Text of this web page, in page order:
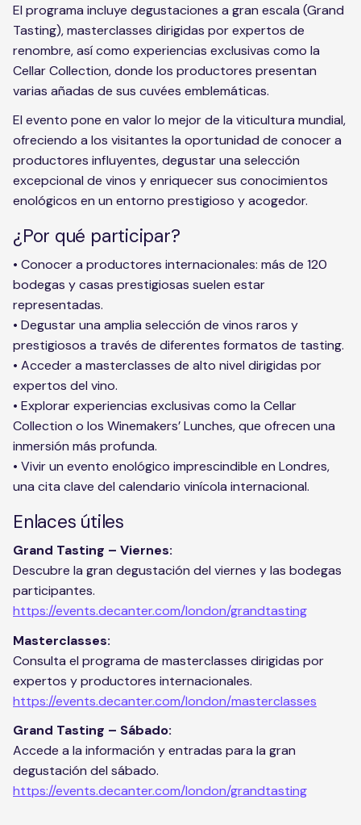
El programa incluye degustaciones a gran escala (Grand
Tasting), masterclasses dirigidas por expertos de
renombre, así como experiencias exclusivas como la
Cellar Collection, donde los productores presentan
varias añadas de sus cuvées emblemáticas.
El evento pone en valor lo mejor de la viticultura mundial,
ofreciendo a los visitantes la oportunidad de conocer a
productores influyentes, degustar una selección
excepcional de vinos y enriquecer sus conocimientos
enológicos en un entorno prestigioso y acogedor.
¿Por qué participar?
• Conocer a productores internacionales: más de 120
bodegas y casas prestigiosas suelen estar
representadas.
• Degustar una amplia selección de vinos raros y
prestigiosos a través de diferentes formatos de tasting.
• Acceder a masterclasses de alto nivel dirigidas por
expertos del vino.
• Explorar experiencias exclusivas como la Cellar
Collection o los Winemakers’ Lunches, que ofrecen una
inmersión más profunda.
• Vivir un evento enológico imprescindible en Londres,
una cita clave del calendario vinícola internacional.
Enlaces útiles
Grand Tasting – Viernes:
Descubre la gran degustación del viernes y las bodegas
participantes.
https://events.decanter.com/london/grandtasting
Masterclasses:
Consulta el programa de masterclasses dirigidas por
expertos y productores internacionales.
https://events.decanter.com/london/masterclasses
Grand Tasting – Sábado:
Accede a la información y entradas para la gran
degustación del sábado.
https://events.decanter.com/london/grandtasting